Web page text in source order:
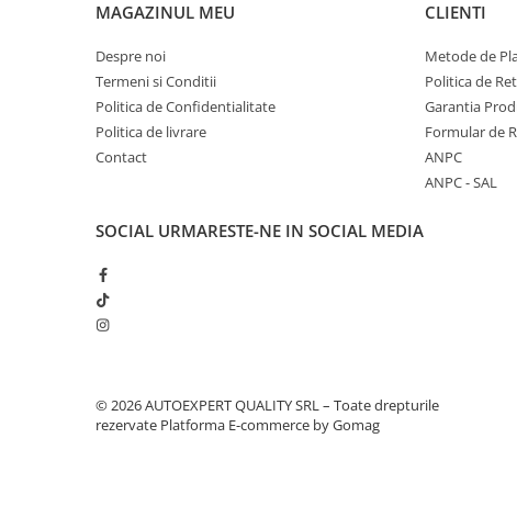
LED Omologat RAR
Echipamente Service
Truse de Scule
Restaurare Faruri
Intretinere Auto
Lubrifianti Multifunctionali
MAGAZINUL MEU
Despre noi
Termeni si Conditii
Politica de Confidentialitate
Politica de livrare
Contact
CLIENTI
Metode de
Politica de
Garantia
Formular de
ANPC
ANPC - SAL
SOCIAL URMARESTE-NE IN SOCIAL MEDIA
© 2026 AUTOEXPERT QUALITY SRL – Toate drepturile
rezervate Platforma E-commerce by Gomag